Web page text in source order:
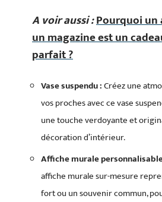
A voir aussi :Pourquoi un
un magazine est un
parfait ?
Vase suspendu :Créez une
vos proches avec ce vase
une touche verdoyante et
décoration d’intérieur.
Affiche murale
affiche murale sur-mesure
fort ou un souvenir commun,